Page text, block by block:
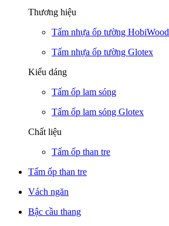
Thương hiệu
Tấm nhựa ốp tường HobiWood
Tấm nhựa ốp tường Glotex
Kiểu dáng
Tấm ốp lam sóng
Tấm ốp lam sóng Glotex
Chất liệu
Tấm ốp than tre
Tấm ốp than tre
Vách ngăn
Bậc cầu thang